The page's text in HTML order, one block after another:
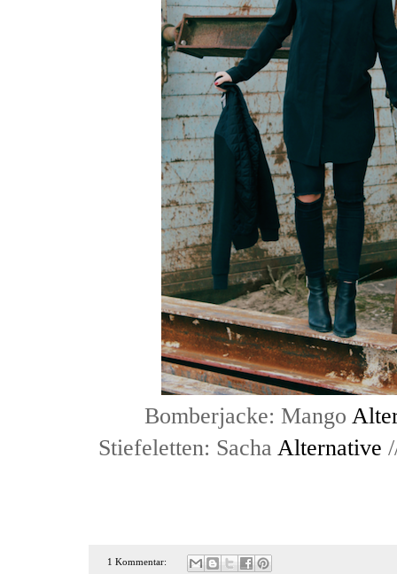
Bomberjacke: Mango
Stiefeletten: SachaAlternative
1 Kommentar: